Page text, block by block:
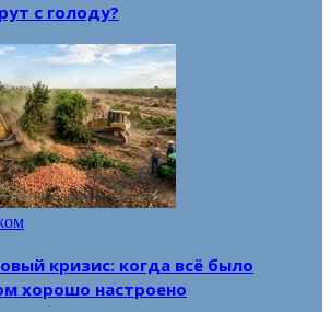
с голоду?
кризис: когда всё было
хорошо настроено